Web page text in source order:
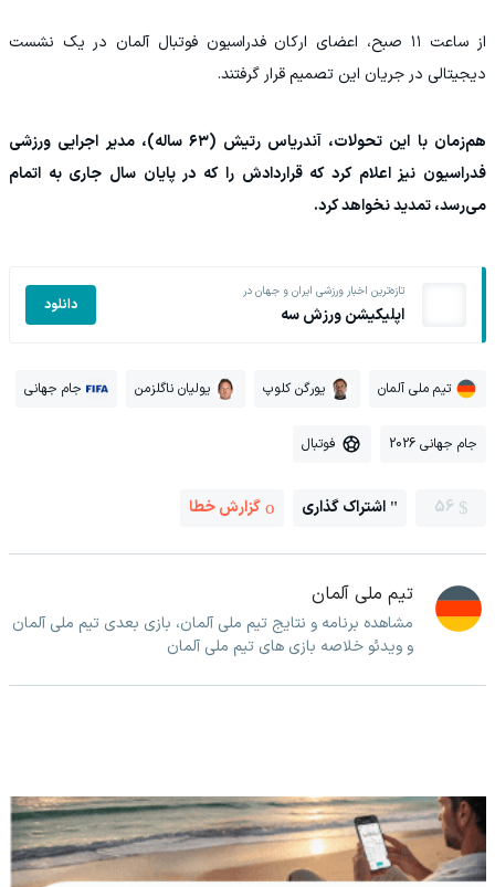
از ساعت ۱۱ صبح، اعضای ارکان فدراسیون فوتبال آلمان در یک نشست
دیجیتالی در جریان این تصمیم قرار گرفتند.
هم‌زمان با این تحولات، آندریاس رتیش (۶۳ ساله)، مدیر اجرایی ورزشی
فدراسیون نیز اعلام کرد که قراردادش را که در پایان سال جاری به اتمام
می‌رسد، تمدید نخواهد کرد.
تازه‌ترین اخبار ورزشی ایران و جهان در
اپلیکیشن ورزش سه دانلود
تیم ملی آلمان یورگن کلوپ یولیان ناگلزمن جام جهانی
جام جهانی 2026 فوتبال
56 اشتراک گذاری گزارش خطا
تیم ملی آلمان
مشاهده برنامه و نتایج تیم ملی آلمان، بازی بعدی تیم ملی آلمان
و ویدئو خلاصه بازی های تیم ملی آلمان